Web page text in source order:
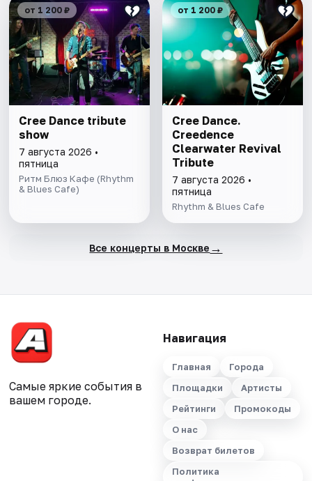
от 1 200 ₽
Cree Dance tribute
show
7 августа 2026 •
пятница
Ритм Блюз Кафе (Rhythm
& Blues Cafe)
от 1 200 ₽
Cree Dance.
Creedence
Clearwater Revival
Tribute
7 августа 2026 •
пятница
Rhythm & Blues Cafe
Все концерты в Москве →
Самые яркие события в
вашем городе.
Навигация
Главная
Города
Площадки
Артисты
Рейтинги
Промокоды
О нас
Возврат билетов
Политика